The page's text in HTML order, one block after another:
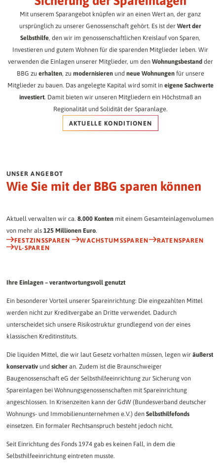
Die BBG Senioren-Residenzen.
Betreutes Wohnen
Individuelle Betreuung im Alltag.
Gäste-Wohnungen
Komfortabel wohnen auf Zeit.
Unsere Quartiere
FAQ / Downloads
Alles Wichtige zum Nachlesen.
Ermitteln Sie schnell und einfach den Ertrag Ihrer Festzinsanlage:
Ihr Anlagebetrag: Gewünschte Laufzeit:
BBG Journal
Immer bestens informiert.
Ehrenamt bei der BBG
Gemeinschaft entsteht gemeinsam!
Mobilität im Quartier
Einfach unterwegs.
Notfallkontakt hinterlegen
Kultur / Soziales Engagement
Mehr als nur Wohnen.
Presse / Öffentlichkeitsarbeit
Neuigkeiten aus der BBG.
Geschäftsberichte
BBG im Wandel der Zeit.
ARCHIV
Mit unserem Sparangebot knüpfen wir an einen Wert an, der ganz
ursprünglich zu unserer Genossenschaft gehört. Es ist derWert der
Selbsthilfe, den wir im genossenschaftlichen Kreislauf von Sparen,
Investieren und gutem Wohnen für die sparenden Mitglieder leben. Wir
verwenden die Einlagen unserer Mitglieder, um den Wohnungsbestandder
BBG zu erhalten, zu modernisierenund neue Wohnungenfür unsere
Mitglieder zu bauen. Das angelegte Kapital wird somit in eigene Sachwerte
investiert. Damit bieten wir unseren Mitgliedern ein Höchstmaß an
Regionalität und Solidität der Sparanlage.
AKTUELLE KONDITIONEN
UNSER ANGEBOT
Wie Sie mit der BBG sparen können
Aktuell verwalten wir ca. 8.000 Kontenmit einem Gesamteinlagenvolumen
von mehr als 125 Millionen Euro.
FESTZINSSPAREN
WACHSTUMSSPAREN
RATENSPAREN
VL-SPAREN
Ihre Einlagen – verantwortungsvoll genutzt
Ein besonderer Vorteil unserer Spareinrichtung: Die eingezahlten Mittel
werden nicht zur Kreditvergabe an Dritte verwendet. Dadurch
unterscheidet sich unsere Risikostruktur grundlegend von der eines
klassischen Kreditinstituts.
Die liquiden Mittel, die wir laut Gesetz vorhalten müssen, legen wir äußerst
konservativund sicheran. Zudem ist die Braunschweiger
Baugenossenschaft eG der Selbsthilfeeinrichtung zur Sicherung von
Spareinlagen bei Wohnungsgenossenschaften mit Spareinrichtung
angeschlossen. In Krisenzeiten kann der GdW (Bundesverband deutscher
Wohnungs- und Immobilienunternehmen e.V.) den Selbsthilfefonds
einsetzen. Ein formaler Rechtsanspruch besteht jedoch nicht.
Seit Einrichtung des Fonds 1974 gab es keinen Fall, in dem die
Selbsthilfeeinrichtung eintreten musste.